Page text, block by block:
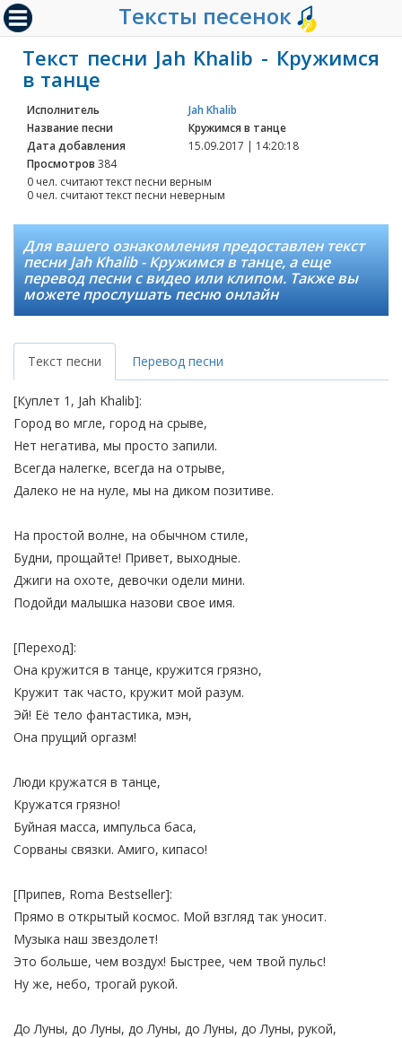
Тексты песенок
Текст песни Jah Khalib - Кружимся
в танце
Исполнитель
Jah Khalib
Название песни
Кружимся в танце
Дата добавления
15.09.2017 | 14:20:18
Просмотров 384
0 чел. считают текст песни верным
0 чел. считают текст песни неверным
Для вашего ознакомления предоставлен текст
песни Jah Khalib - Кружимся в танце, а еще
перевод песни с видео или клипом. Также вы
можете прослушать песню онлайн
Текст песни Перевод песни
[Куплет 1, Jah Khalib]:
Город во мгле, город на срыве,
Нет негатива, мы просто запили.
Всегда налегке, всегда на отрыве,
Далеко не на нуле, мы на диком позитиве.
На простой волне, на обычном стиле,
Будни, прощайте! Привет, выходные.
Джиги на охоте, девочки одели мини.
Подойди малышка назови свое имя.
[Переход]:
Она кружится в танце, кружится грязно,
Кружит так часто, кружит мой разум.
Эй! Её тело фантастика, мэн,
Она прущий оргазм!
Люди кружатся в танце,
Кружатся грязно!
Буйная масса, импульса баса,
Сорваны связки. Амиго, кипасо!
[Припев, Roma Bestseller]:
Прямо в открытый космос. Мой взгляд так уносит.
Музыка наш звездолет!
Это больше, чем воздух! Быстрее, чем твой пульс!
Ну же, небо, трогай рукой.
До Луны, до Луны, до Луны, до Луны, до Луны, рукой,